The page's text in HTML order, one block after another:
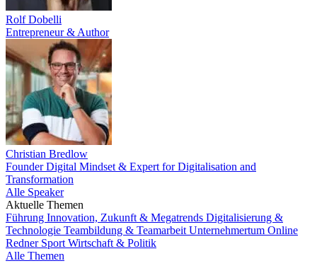
Rolf Dobelli
Entrepreneur & Author
Christian Bredlow
Founder Digital Mindset & Expert for Digitalisation and
Transformation
Alle Speaker
Aktuelle Themen
Führung Innovation, Zukunft & Megatrends Digitalisierung &
Technologie Teambildung & Teamarbeit Unternehmertum Online
Redner Sport Wirtschaft & Politik
Alle Themen